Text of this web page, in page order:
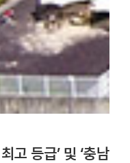
고 등급’ 및 ‘충남